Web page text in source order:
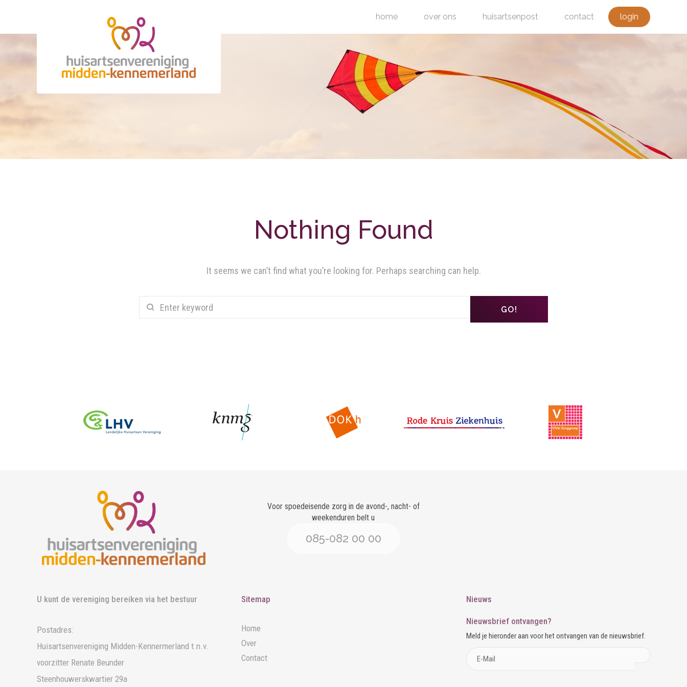
home over ons huisartsenpost contact login
Nothing Found
It seems we can’t find what you’re looking for. Perhaps searching can help.
GO!
Voor spoedeisende zorg in de avond-, nacht- of
weekenduren belt u
085-082 00 00
U kunt de vereniging bereiken via het bestuur
Postadres:
Huisartsenvereniging Midden-Kennermerland t.n.v.
voorzitter Renate Beunder
Steenhouwerskwartier 29a
Sitemap
Home
Over
Contact
Nieuws
Nieuwsbrief ontvangen?
Meld je hieronder aan voor het ontvangen van de nieuwsbrief.